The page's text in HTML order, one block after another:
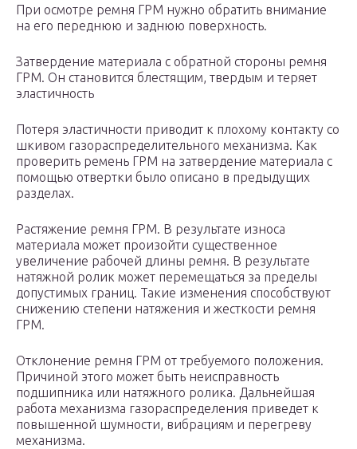
При осмотре ремня ГРМ нужно обратить внимание
на его переднюю и заднюю поверхность.
Затвердение материала с обратной стороны ремня
ГРМ. Он становится блестящим, твердым и теряет
эластичность
Потеря эластичности приводит к плохому контакту со
шкивом газораспределительного механизма. Как
проверить ремень ГРМ на затвердение материала с
помощью отвертки было описано в предыдущих
разделах.
Растяжение ремня ГРМ. В результате износа
материала может произойти существенное
увеличение рабочей длины ремня. В результате
натяжной ролик может перемещаться за пределы
допустимых границ. Такие изменения способствуют
снижению степени натяжения и жесткости ремня
ГРМ.
Отклонение ремня ГРМ от требуемого положения.
Причиной этого может быть неисправность
подшипника или натяжного ролика. Дальнейшая
работа механизма газораспределения приведет к
повышенной шумности, вибрациям и перегреву
механизма.